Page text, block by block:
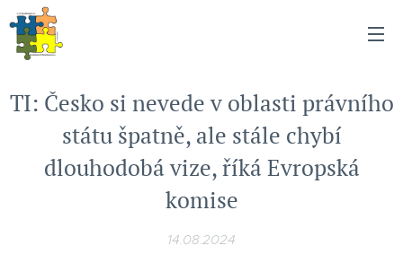
TI: Česko si nevede v oblasti právního
státu špatně, ale stále chybí
dlouhodobá vize, říká Evropská
komise
14.08.2024